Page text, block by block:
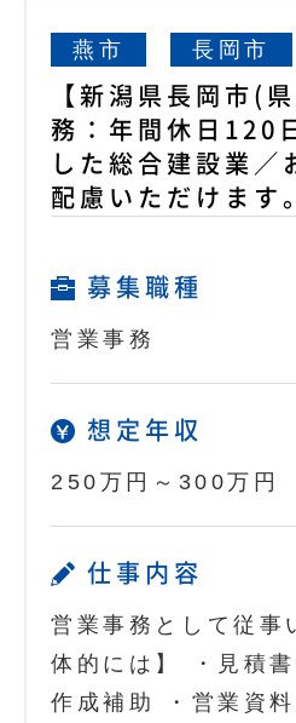
燕市
長岡市
【新潟県長岡市(
務：年間休日120
した総合建設業／
配慮いただけます
募集職種
営業事務
想定年収
250万円～300万円
仕事内容
営業事務として従事
体的には】 ・見積
作成補助 ・営業資